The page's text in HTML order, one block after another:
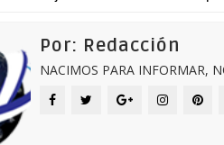
Por: Redacción
NACIMOS PARA INFORMAR,